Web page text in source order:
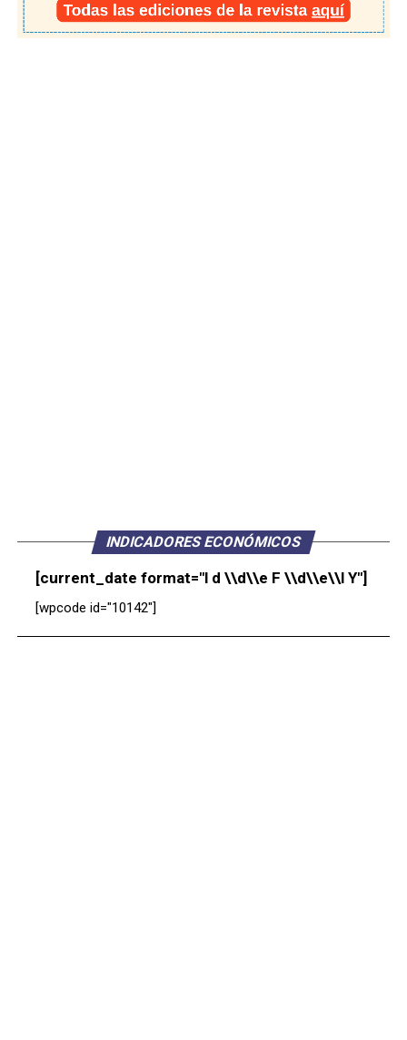
INDICADORES ECONÓMICOS
[current_date format="l d \\d\\e F \\d\\e\\l Y"]
[wpcode id="10142"]